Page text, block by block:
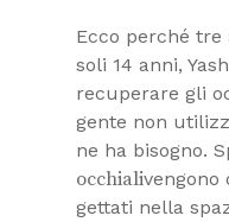
Ecco perché tre
soli 14 anni,
recuperare gli
gente non
ne ha bisogno.
occhialivengono
gettati nella